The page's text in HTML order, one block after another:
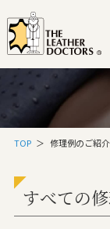
TOP ＞ 修理例のご紹介
すべての